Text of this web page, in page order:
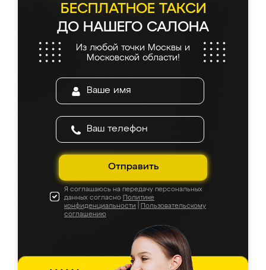
БЕСПЛАТНОЕ ТАКСИ
ДО НАШЕГО САЛОНА
Из любой точки Москвы и
Московской области!
Отправить
Я соглашаюсь на передачу персональных
данных согласно Политике
конфиденциальности
Пользовательскому
соглашению